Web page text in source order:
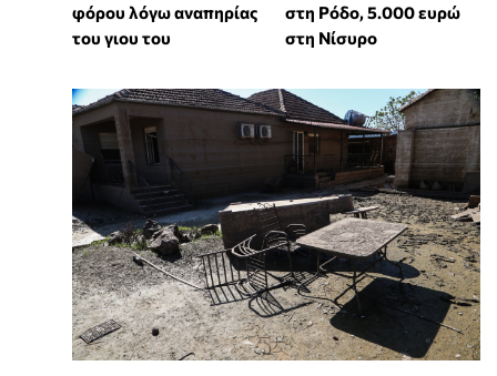
φόρου λόγω αναπηρίας
του γιου του
στη Ρόδο, 5.000 ευρώ
στη Νίσυρο